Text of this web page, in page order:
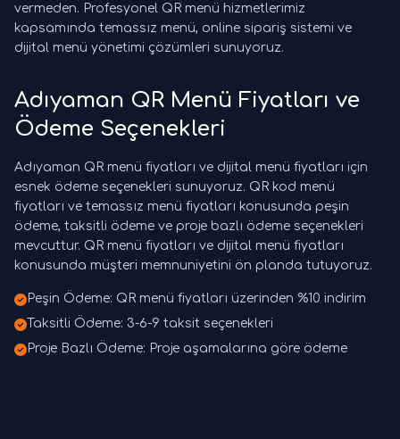
vermeden. Profesyonel QR menü hizmetlerimiz
kapsamında temassız menü, online sipariş sistemi ve
dijital menü yönetimi çözümleri sunuyoruz.
Adıyaman QR Menü Fiyatları ve
Ödeme Seçenekleri
Adıyaman QR menü fiyatları ve dijital menü fiyatları için
esnek ödeme seçenekleri sunuyoruz. QR kod menü
fiyatları ve temassız menü fiyatları konusunda peşin
ödeme, taksitli ödeme ve proje bazlı ödeme seçenekleri
mevcuttur. QR menü fiyatları ve dijital menü fiyatları
konusunda müşteri memnuniyetini ön planda tutuyoruz.
Peşin Ödeme: QR menü fiyatları üzerinden %10 indirim
Taksitli Ödeme: 3-6-9 taksit seçenekleri
Proje Bazlı Ödeme: Proje aşamalarına göre ödeme